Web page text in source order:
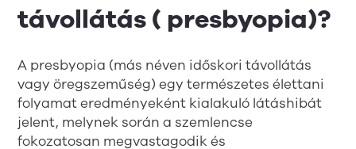
távollátás ( presbyopia)?
A presbyopia (más néven időskori távollátás
vagy öregszeműség) egy természetes élettani
folyamat eredményeként kialakuló látáshibát
jelent, melynek során a szemlencse
fokozatosan megvastagodik és